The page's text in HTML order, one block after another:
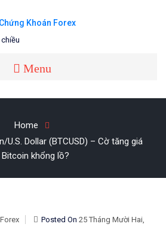
FOREX
và Forex
Menu
Home
U.S. Dollar (BTCUSD) – Cờ tăng giá
Bitcoin khổng lồ?
Posted On 25 Tháng Mười Hai,